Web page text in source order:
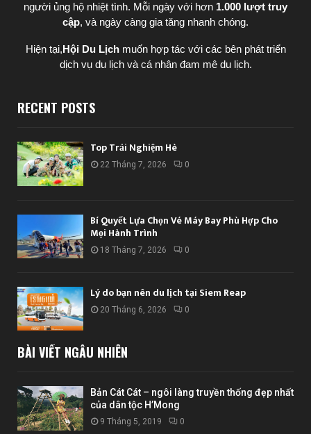
người ủng hộ nhiệt tình. Mỗi ngày với hơn 1.000 lượt truy
cập, và ngày càng gia tăng nhanh chóng.
Hiện tại,Hội Du Lịch muốn hợp tác với các bên phát triển
dịch vụ du lịch và cá nhân đam mê du lịch.
RECENT POSTS
Top Trải Nghiệm Hè
22 Tháng 7, 2026 0
Bí Quyết Lựa Chọn Vé Máy Bay Phù Hợp Cho
Mọi Hành Trình
18 Tháng 7, 2026 0
Lý do bạn nên du lịch tại Siem Reap
20 Tháng 6, 2026 0
BÀI VIẾT NGẪU NHIÊN
Bản Cát Cát – ngôi làng truyền thống đẹp nhất
của dân tộc H’Mong
9 Tháng 5, 2019 0